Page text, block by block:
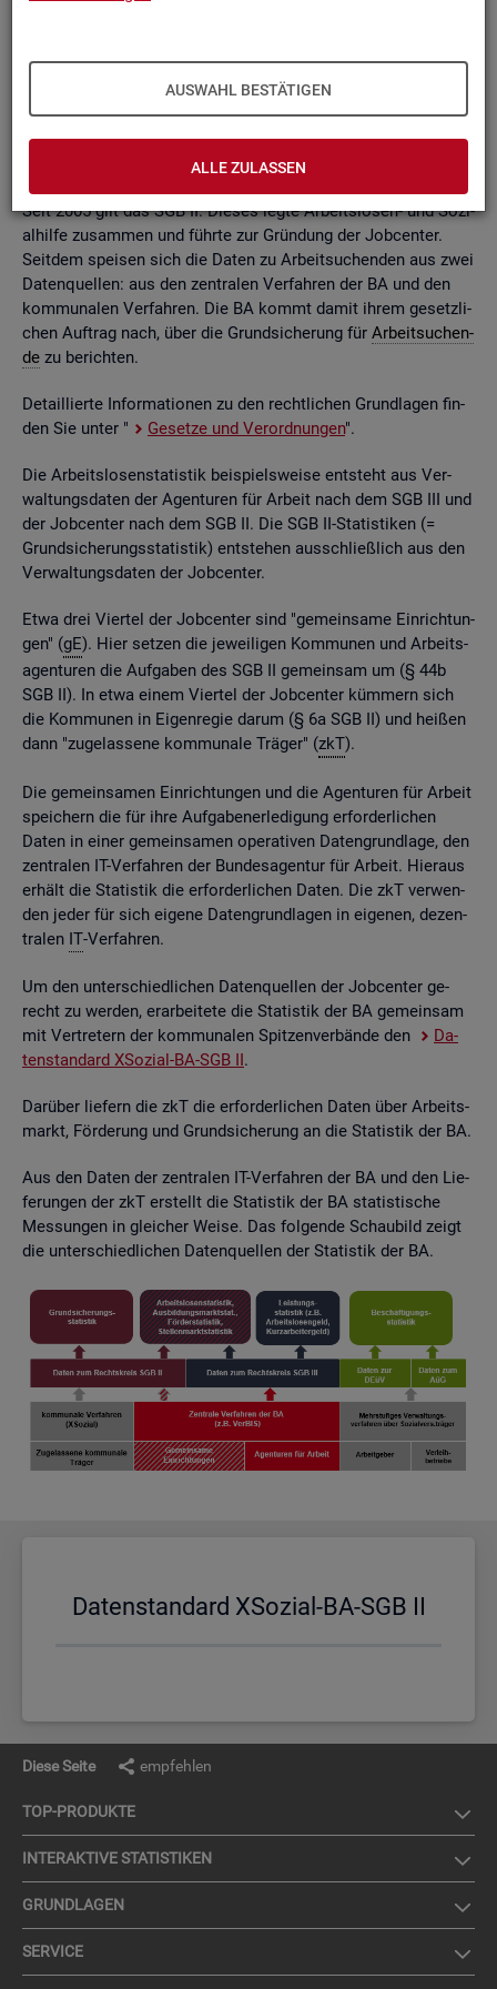
AUSWAHL BESTÄTIGEN
ALLE ZULASSEN
Grund­la­ge kön­nen Be­stän­de, Zu- und Ab­gän­ge,Dau­ern, Leis­
tungs­hö­hen und viele an­de­re sta­tis­ti­sche Mess­grö­ßen er­mit­
telt wer­den. Die Werte lie­gen re­gio­nal tief ge­glie­dert und
nach viel­fäl­ti­gen so­zio­de­mo­gra­fi­schen und er­werbs­bio­gra­fi­
Seit 2005 gilt das SGB II. Die­ses legte Ar­beits­lo­sen- und So­zi­
al­hil­fe zu­sam­men und führ­te zur Grün­dung der Job­cen­ter.
Seit­dem spei­sen sich die Daten zu Ar­beit­su­chen­den aus zwei
Da­ten­quel­len: aus den zen­tra­len Ver­fah­ren der BA und den
kom­mu­na­len Ver­fah­ren. Die BA kommt damit ihrem ge­setz­li­
chen Auf­trag nach, über die Grund­si­che­rung für Ar­beit­su­chen­
de zu be­rich­ten.
De­tail­lier­te In­for­ma­tio­nen zu den recht­li­chen Grund­la­gen fin­
den Sie unter "
Ge­set­ze und Ver­ord­nun­gen".
Die Ar­beits­lo­sen­sta­tis­tik bei­spiels­wei­se ent­steht aus Ver­
wal­tungs­da­ten der Agen­tu­ren für Ar­beit nach dem SGB III und
der Job­cen­ter nach dem SGB II. Die SGB II-Sta­tis­ti­ken (=
Grund­si­che­rungs­sta­tis­tik) ent­ste­hen aus­schlie­ß­lich aus den
Ver­wal­tungs­da­ten der Job­cen­ter.
Etwa drei Vier­tel der Job­cen­ter sind "ge­mein­sa­me Ein­rich­tun­
gen" (gE). Hier set­zen die je­wei­li­gen Kom­mu­nen und Ar­beits­
agen­tu­ren die Auf­ga­ben des SGB II ge­mein­sam um (§ 44b
SGB II). In etwa einem Vier­tel der Job­cen­ter küm­mern sich
die Kom­mu­nen in Ei­gen­re­gie darum (§ 6a SGB II) und hei­ßen
dann "zu­ge­las­se­ne kom­mu­na­le Trä­ger" (zkT).
Die ge­mein­sa­men Ein­rich­tun­gen und die Agen­tu­ren für Ar­beit
spei­chern die für ihre Auf­ga­ben­er­le­di­gung er­for­der­li­chen
Daten in einer ge­mein­sa­men ope­ra­ti­ven Da­ten­grund­la­ge, den
zen­tra­len IT-Ver­fah­ren der Bun­des­agen­tur für Ar­beit. Hier­aus
er­hält die Sta­tis­tik die er­for­der­li­chen Daten. Die zkT ver­wen­
den jeder für sich ei­ge­ne Da­ten­grund­la­gen in ei­ge­nen, de­zen­
tra­len IT-Ver­fah­ren.
Um den un­ter­schied­li­chen Da­ten­quel­len der Job­cen­ter ge­
recht zu wer­den, er­ar­bei­te­te die Sta­tis­tik der BA ge­mein­sam
mit Ver­tre­tern der kom­mu­na­len Spit­zen­ver­bän­de den
Da­
ten­stan­dard XSo­zi­al-BA-SGB II.
Dar­über lie­fern die zkT die er­for­der­li­chen Daten über Ar­beits­
markt, För­de­rung und Grund­si­che­rung an die Sta­tis­tik der BA.
Aus den Daten der zen­tra­len IT-Ver­fah­ren der BA und den Lie­
fe­run­gen der zkT er­stellt die Sta­tis­tik der BA sta­tis­ti­sche
Mes­sun­gen in glei­cher Weise. Das fol­gen­de Schau­bild zeigt
die un­ter­schied­li­chen Da­ten­quel­len der Sta­tis­tik der BA.
Da­ten­stan­dard XSo­zi­al-BA-SGB II
Diese Seite empfehlen
TOP-PRO­DUK­TE
IN­TER­AK­TI­VE STA­TIS­TI­KEN
GRUND­LA­GEN
SER­VICE